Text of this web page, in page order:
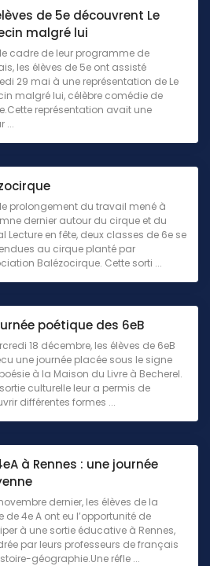
de 5e découvrent Le
malgré lui
cadre de leur programme de
les élèves de 5e ont assisté
29 mai à une représentation de Le
malgré lui, célèbre comédie de
représentation avait une
...
prolongement du travail mené à
dernier autour du cirque et du
Lecture en fête, deux classes de 6e se
au cirque planté par
Balézocirque. Cette sorti ...
poétique des 6eB
18 décembre, les élèves de 6eB
une journée placée sous le signe
à la Maison du Livre à Becherel.
culturelle leur a permis de
différentes formes ...
à Rennes : une journée
dernier, les élèves de la
de 4e A ont eu l’opportunité de
à une sortie éducative à Rennes,
par leurs professeurs de français
géographie.Une réfle ...